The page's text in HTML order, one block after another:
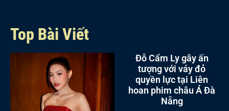
Top Bài Viết
Đỗ Cẩm Ly gây ấn
tượng với váy đỏ
quyền lực tại Liên
hoan phim châu Á Đà
Nẵng